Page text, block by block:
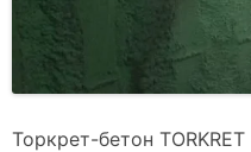
Торкрет-бетон TORKRET